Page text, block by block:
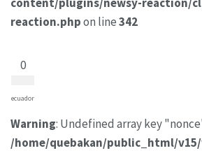
reaction.phpon line342
0
ecuador
Warning: Undefined array key
/home/quebakan/public_html/